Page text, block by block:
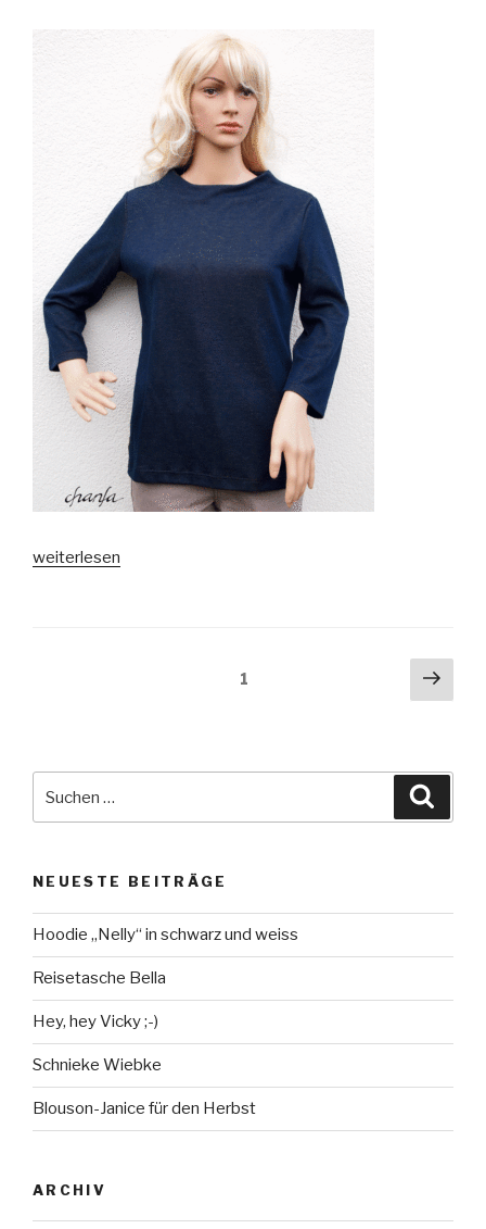
„Stella
weiterlesen
Seitennummerierung1
NEUESTE BEITRÄGE
Hoodie „Nelly“ in schwarz und weiss
Reisetasche Bella
Hey, hey Vicky ;-)
Schnieke Wiebke
Blouson-Janice für den Herbst
ARCHIV